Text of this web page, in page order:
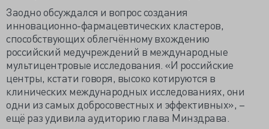
Заодно обсуждался и вопрос создания
инновационно-фармацевтических кластеров,
способствующих облегчённому вхождению
российский медучреждений в международные
мультицентровые исследования. «И российские
центры, кстати говоря, высоко котируются в
клинических международных исследованиях, они
одни из самых добросовестных и эффективных», –
ещё раз удивила аудиторию глава Минздрава.